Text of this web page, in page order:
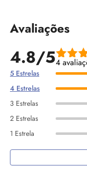
Avaliações
4.8/54
5 Estrelas
4 Estrelas
3 Estrelas
2 Estrelas
1 Estrela